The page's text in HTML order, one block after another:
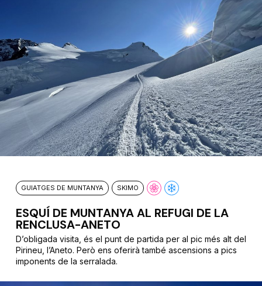
GUIATGES DE MUNTANYA SKIMO
ESQUÍ DE MUNTANYA AL REFUGI DE LA
RENCLUSA-ANETO
D’obligada visita, és el punt de partida per al pic més alt del
Pirineu, l’Aneto. Però ens oferirà també ascensions a pics
imponents de la serralada.